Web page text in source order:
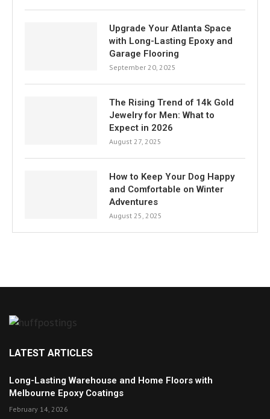
Upgrade Your Atlanta Space
with Long-Lasting Epoxy and
Garage Flooring
September 20, 2025
The Rising Trend of 14k Gold
Jewelry for Men: What to
Expect in 2026
August 27, 2025
How to Keep Your Dog Happy
and Comfortable on Winter
Adventures
August 25, 2025
LATEST ARTICLES
Long-Lasting Warehouse and Home Floors with
Melbourne Epoxy Coatings
February 14, 2026